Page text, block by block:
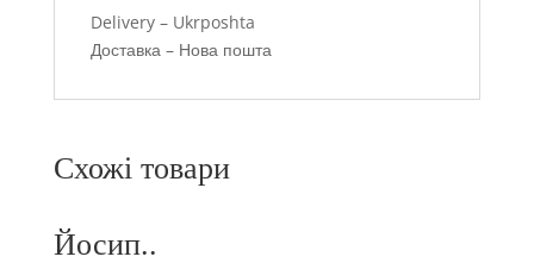
Delivery – Ukrposhta
Доставка – Нова пошта
Схожі товари
Йосип..